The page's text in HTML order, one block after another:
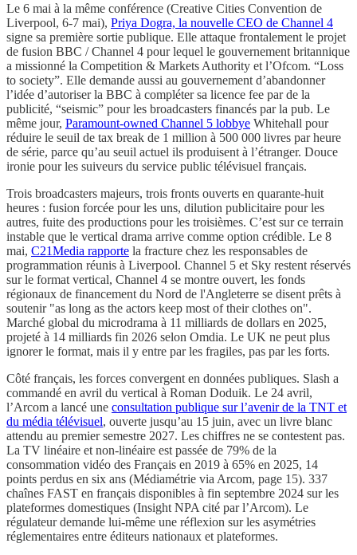
Le 6 mai à la même conférence (Creative Cities Convention de
Liverpool, 6-7 mai), Priya Dogra, la nouvelle CEO de Channel 4
signe sa première sortie publique. Elle attaque frontalement le projet
de fusion BBC / Channel 4 pour lequel le gouvernement britannique
a missionné la Competition & Markets Authority et l’Ofcom. “Loss
to society”. Elle demande aussi au gouvernement d’abandonner
l’idée d’autoriser la BBC à compléter sa licence fee par de la
publicité, “seismic” pour les broadcasters financés par la pub. Le
même jour, Paramount-owned Channel 5 lobbye Whitehall pour
réduire le seuil de tax break de 1 million à 500 000 livres par heure
de série, parce qu’au seuil actuel ils produisent à l’étranger. Douce
ironie pour les suiveurs du service public télévisuel français.
Trois broadcasters majeurs, trois fronts ouverts en quarante-huit
heures : fusion forcée pour les uns, dilution publicitaire pour les
autres, fuite des productions pour les troisièmes. C’est sur ce terrain
instable que le vertical drama arrive comme option crédible. Le 8
mai, C21Media rapporte la fracture chez les responsables de
programmation réunis à Liverpool. Channel 5 et Sky restent réservés
sur le format vertical, Channel 4 se montre ouvert, les fonds
régionaux de financement du Nord de l'Angleterre se disent prêts à
soutenir "as long as the actors keep most of their clothes on".
Marché global du microdrama à 11 milliards de dollars en 2025,
projeté à 14 milliards fin 2026 selon Omdia. Le UK ne peut plus
ignorer le format, mais il y entre par les fragiles, pas par les forts.
Côté français, les forces convergent en données publiques. Slash a
commandé en avril du vertical à Roman Doduik. Le 24 avril,
l’Arcom a lancé une consultation publique sur l’avenir de la TNT et
du média télévisuel, ouverte jusqu’au 15 juin, avec un livre blanc
attendu au premier semestre 2027. Les chiffres ne se contestent pas.
La TV linéaire et non-linéaire est passée de 79% de la
consommation vidéo des Français en 2019 à 65% en 2025, 14
points perdus en six ans (Médiamétrie via Arcom, page 15). 337
chaînes FAST en français disponibles à fin septembre 2024 sur les
plateformes domestiques (Insight NPA cité par l’Arcom). Le
régulateur demande lui-même une réflexion sur les asymétries
réglementaires entre éditeurs nationaux et plateformes.